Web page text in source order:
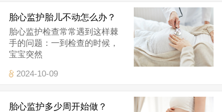
胎心监护胎儿不动怎么办？
胎心监护检查常常遇到这样棘
手的问题：一到检查的时候，
宝宝突然
2024-10-09
胎心监护多少周开始做？